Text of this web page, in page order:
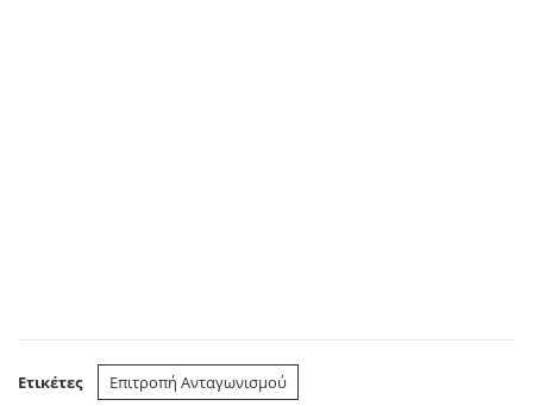
Ετικέτες Επιτροπή Ανταγωνισμού